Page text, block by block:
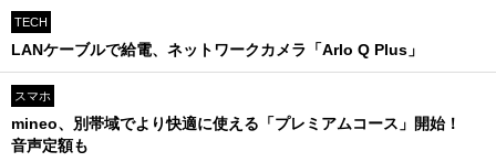
TECH
LANケーブルで給電、ネットワークカメラ「Arlo Q Plus」
スマホ
mineo、別帯域でより快適に使える「プレミアムコース」開始！
音声定額も